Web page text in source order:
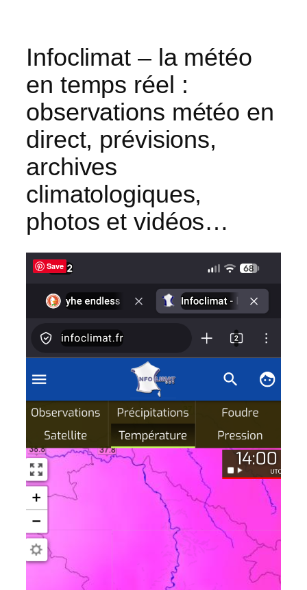
Infoclimat – la météo
en temps réel :
observations météo en
direct, prévisions,
archives
climatologiques,
photos et vidéos…
Save